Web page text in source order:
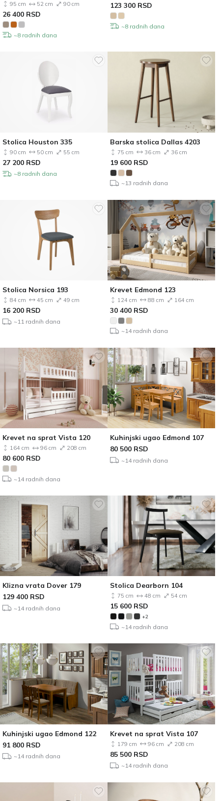
95 cm 52 cm 90 cm
26 400 RSD
~8 radnih dana
123 300 RSD
~8 radnih dana
Stolica Houston 335
90 cm 50 cm 55 cm
27 200 RSD
~8 radnih dana
Barska stolica Dallas 4203
75 cm 36 cm 36 cm
19 600 RSD
~13 radnih dana
Stolica Norsica 193
84 cm 45 cm 49 cm
16 200 RSD
~11 radnih dana
Krevet Edmond 123
124 cm 88 cm 164 cm
30 400 RSD
~14 radnih dana
Krevet na sprat Vista 120
164 cm 96 cm 208 cm
80 600 RSD
~14 radnih dana
Kuhinjski ugao Edmond 107
80 500 RSD
~14 radnih dana
Klizna vrata Dover 179
129 400 RSD
~14 radnih dana
Stolica Dearborn 104
75 cm 48 cm 54 cm
15 600 RSD
+2
~14 radnih dana
Kuhinjski ugao Edmond 122
91 800 RSD
~14 radnih dana
Krevet na sprat Vista 107
179 cm 96 cm 208 cm
85 500 RSD
~14 radnih dana